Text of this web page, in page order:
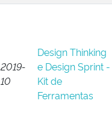
2019-
10
Design Thinking
e Design Sprint -
Kit de
Ferramentas